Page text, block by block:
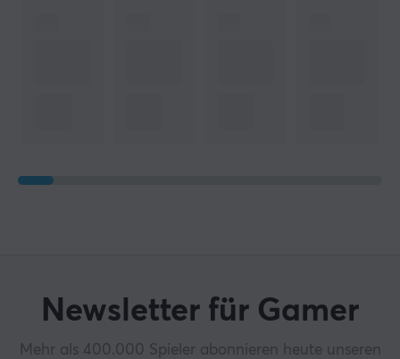
Newsletter für Gamer
Mehr als 400.000 Spieler abonnieren heute unseren